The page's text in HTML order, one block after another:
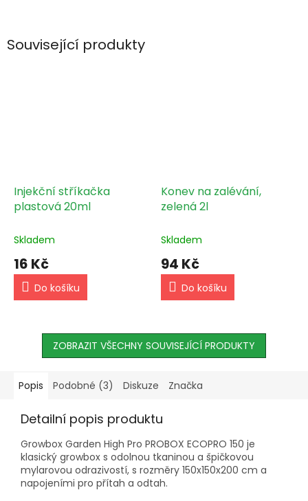
Související produkty
Injekční stříkačka
plastová 20ml
Skladem
16 Kč
Do košíku
Konev na zalévání,
zelená 2l
Skladem
94 Kč
Do košíku
ZOBRAZIT VŠECHNY SOUVISEJÍCÍ PRODUKTY
Popis Podobné (3) Diskuze Značka
Detailní popis produktu
Growbox Garden High Pro PROBOX ECOPRO 150 je
klasický growbox s odolnou tkaninou a špičkovou
mylarovou odrazivostí, s rozměry 150x150x200 cm a
napojeními pro přítah a odtah.